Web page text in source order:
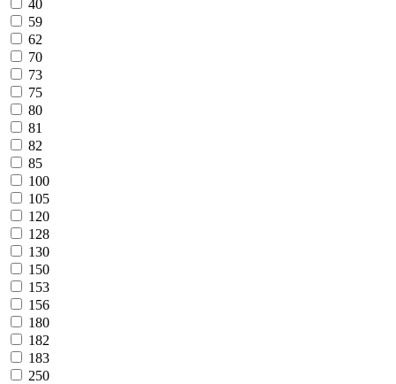
40
59
62
70
73
75
80
81
82
85
100
105
120
128
130
150
153
156
180
182
183
250